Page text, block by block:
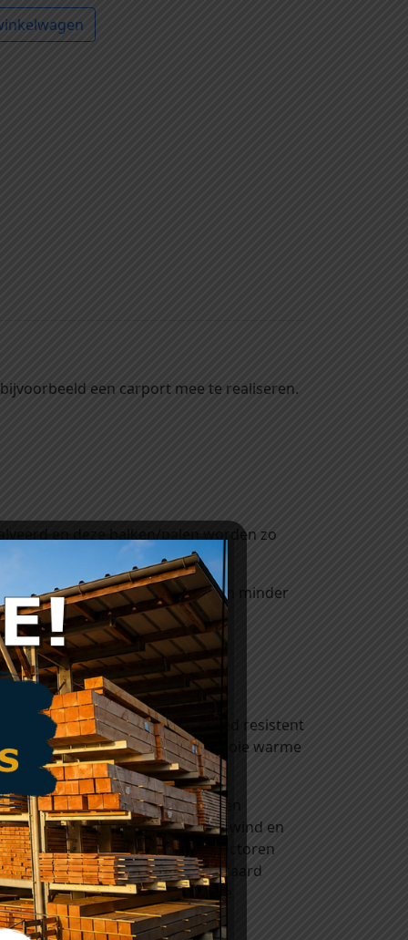
een carport mee te realiseren.
en deze balken/palen worden zo
waardoor deze balken/palen minder
3, dat wil zeggen dat het goed resistent
en heeft een mooie warme
zoals zon en regen
De combinatie van regen, wind en
genoemd. Door deze twee factoren
krijgen zal deze vergrijzing uiteraard
grijs. Delen aan de binnenzijde